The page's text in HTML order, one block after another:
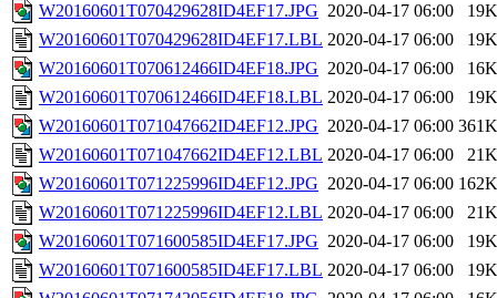
W20160601T070429628ID4EF17.JPG 2020-04-17 06:00
19K
W20160601T070429628ID4EF17.LBL 2020-04-17 06:00
19K
W20160601T070612466ID4EF18.JPG 2020-04-17 06:00
16K
W20160601T070612466ID4EF18.LBL 2020-04-17 06:00
19K
W20160601T071047662ID4EF12.JPG 2020-04-17 06:00 361K
W20160601T071047662ID4EF12.LBL 2020-04-17 06:00
21K
W20160601T071225996ID4EF12.JPG 2020-04-17 06:00 162K
W20160601T071225996ID4EF12.LBL 2020-04-17 06:00
21K
W20160601T071600585ID4EF17.JPG 2020-04-17 06:00
19K
W20160601T071600585ID4EF17.LBL 2020-04-17 06:00
19K